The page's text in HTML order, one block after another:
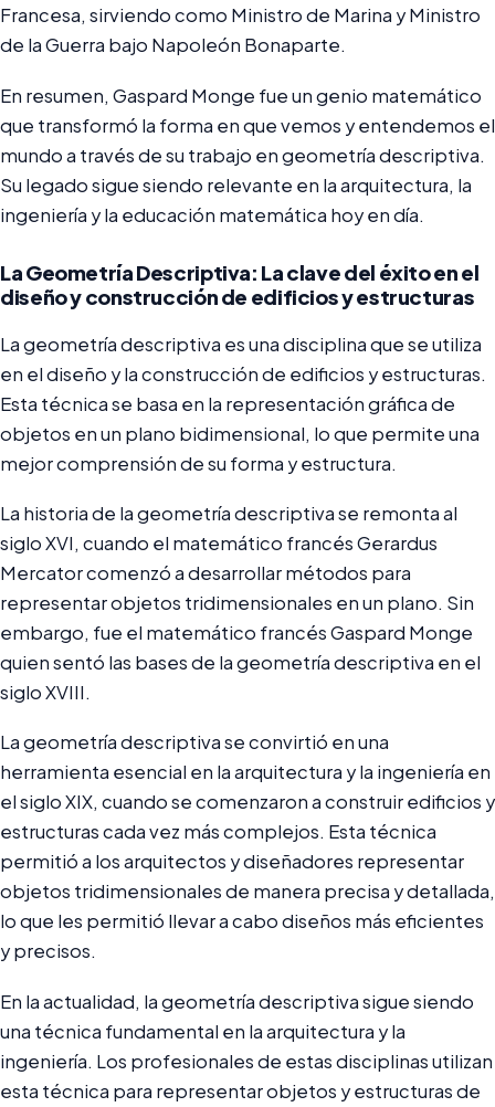
Francesa, sirviendo como Ministro de Marina y Ministro
de la Guerra bajo Napoleón Bonaparte.
En resumen, Gaspard Monge fue un genio matemático
que transformó la forma en que vemos y entendemos el
mundo a través de su trabajo en geometría descriptiva.
Su legado sigue siendo relevante en la arquitectura, la
ingeniería y la educación matemática hoy en día.
La Geometría Descriptiva: La clave del éxito en el
diseño y construcción de edificios y estructuras
La geometría descriptiva es una disciplina que se utiliza
en el diseño y la construcción de edificios y estructuras.
Esta técnica se basa en la representación gráfica de
objetos en un plano bidimensional, lo que permite una
mejor comprensión de su forma y estructura.
La historia de la geometría descriptiva se remonta al
siglo XVI, cuando el matemático francés Gerardus
Mercator comenzó a desarrollar métodos para
representar objetos tridimensionales en un plano. Sin
embargo, fue el matemático francés Gaspard Monge
quien sentó las bases de la geometría descriptiva en el
siglo XVIII.
La geometría descriptiva se convirtió en una
herramienta esencial en la arquitectura y la ingeniería en
el siglo XIX, cuando se comenzaron a construir edificios y
estructuras cada vez más complejos. Esta técnica
permitió a los arquitectos y diseñadores representar
objetos tridimensionales de manera precisa y detallada,
lo que les permitió llevar a cabo diseños más eficientes
y precisos.
En la actualidad, la geometría descriptiva sigue siendo
una técnica fundamental en la arquitectura y la
ingeniería. Los profesionales de estas disciplinas utilizan
esta técnica para representar objetos y estructuras de